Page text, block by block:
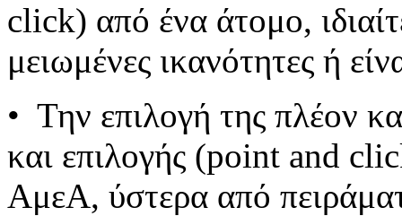
click) από ένα άτομο,
μειωμένες ικανότητες ή
• Την επιλογή της πλέον
και επιλογής (point and
ΑμεΑ, ύστερα από